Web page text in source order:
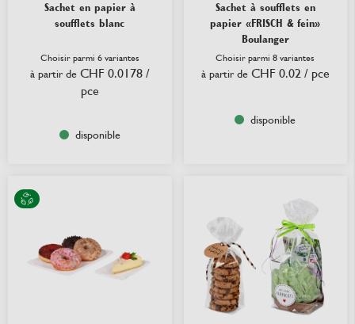
Sachet en papier à
soufflets blanc
Choisir parmi 6 variantes
à partir de CHF 0.0178 /
pce
disponible
Sachet à soufflets en
papier «FRISCH & fein»
Boulanger
Choisir parmi 8 variantes
à partir de CHF 0.02 / pce
disponible